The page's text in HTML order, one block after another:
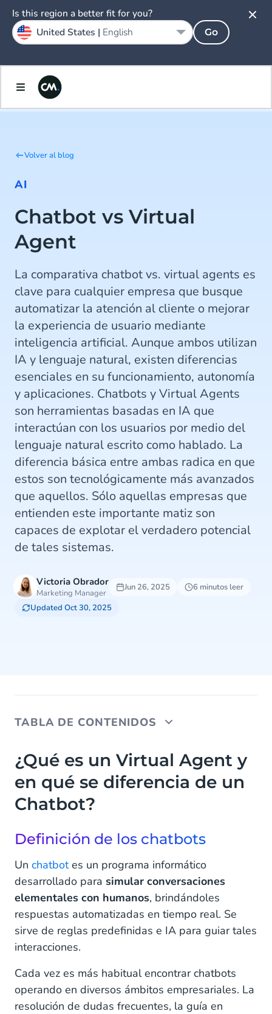
Volver al blog
AI
Chatbot vs Virtual
Agent
La comparativa chatbot vs. virtual agents es
clave para cualquier empresa que busque
automatizar la atención al cliente o mejorar
la experiencia de usuario mediante
inteligencia artificial. Aunque ambos utilizan
IA y lenguaje natural, existen diferencias
esenciales en su funcionamiento, autonomía
y aplicaciones. Chatbots y Virtual Agents
son herramientas basadas en IA que
interactúan con los usuarios por medio del
lenguaje natural escrito como hablado. La
diferencia básica entre ambas radica en que
estos son tecnológicamente más avanzados
que aquellos. Sólo aquellas empresas que
entienden este importante matiz son
capaces de explotar el verdadero potencial
de tales sistemas.
Victoria Obrador
Marketing Manager
Jun 26, 2025
6 minutos leer
Updated Oct 30, 2025
TABLA DE CONTENIDOS
¿Qué es un Virtual Agent y en qué se diferencia de
un Chatbot?
Definición de los chatbots
Definición de los agentes virtuales
Características de los agentes virtuales
Chatbot vs. Virtual Agent: diferencias clave
Complejidad de interacción
Capacidad de aprendizaje y adaptación
Aplicaciones en diferentes industrias
Elegir entre un chatbot y un agente virtual
¿Qué es un Virtual Agent y
en qué se diferencia de un
Chatbot?
Definición de los chatbots
Un chatbotes un programa informático
desarrollado para simular conversaciones
elementales con humanos, brindándoles
respuestas automatizadas en tiempo real. Se
sirve de reglas predefinidas e IA para guiar tales
interacciones.
Cada vez es más habitual encontrar chatbots
operando en diversos ámbitos empresariales. La
resolución de dudas frecuentes, la guía en
Is this region a better fit for you?
United States | English Go